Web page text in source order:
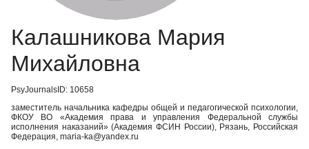
Калашникова Мария
Михайловна
PsyJournalsID: 10658
заместитель начальника кафедры общей и педагогической психологии,
ФКОУ ВО «Академия права и управления Федеральной службы
исполнения наказаний» (Академия ФСИН России), Рязань, Российская
Федерация, maria-ka@yandex.ru